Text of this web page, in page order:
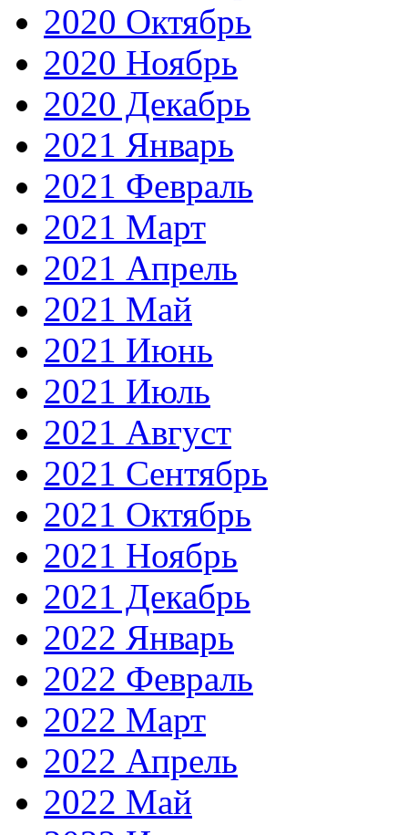
2020 Октябрь
2020 Ноябрь
2020 Декабрь
2021 Январь
2021 Февраль
2021 Март
2021 Апрель
2021 Май
2021 Июнь
2021 Июль
2021 Август
2021 Сентябрь
2021 Октябрь
2021 Ноябрь
2021 Декабрь
2022 Январь
2022 Февраль
2022 Март
2022 Апрель
2022 Май